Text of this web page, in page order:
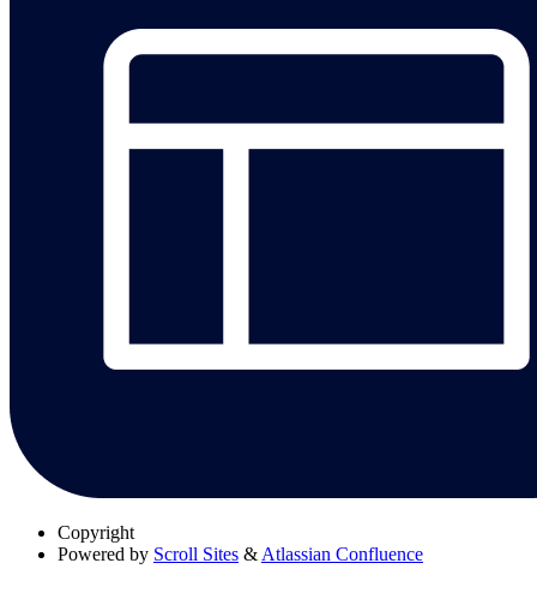
Copyright
Powered by Scroll Sites & Atlassian Confluence